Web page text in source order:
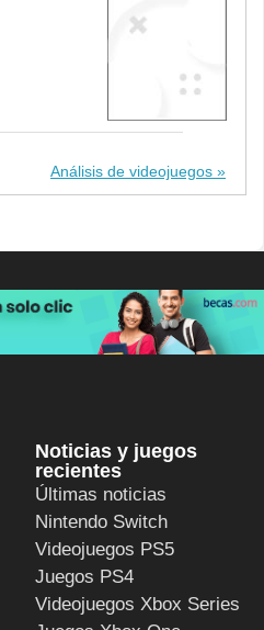
Análisis de videojuegos
Noticias y juegos
recientes
Últimas noticias
Nintendo Switch
Videojuegos PS5
Juegos PS4
Videojuegos Xbox Series